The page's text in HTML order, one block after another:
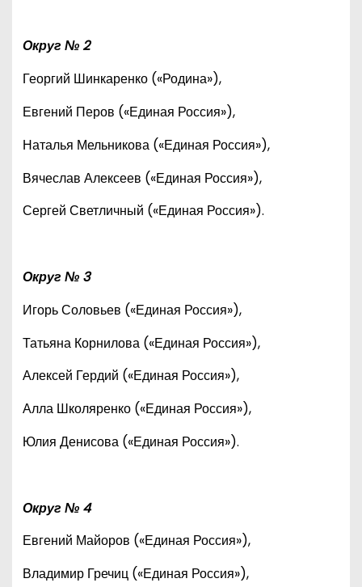
Округ № 2
Георгий Шинкаренко («Родина»),
Евгений Перов («Единая Россия»),
Наталья Мельникова («Единая Россия»),
Вячеслав Алексеев («Единая Россия»),
Сергей Светличный («Единая Россия»).
Округ № 3
Игорь Соловьев («Единая Россия»),
Татьяна Корнилова («Единая Россия»),
Алексей Гердий («Единая Россия»),
Алла Школяренко («Единая Россия»),
Юлия Денисова («Единая Россия»).
Округ № 4
Евгений Майоров («Единая Россия»),
Владимир Гречиц («Единая Россия»),